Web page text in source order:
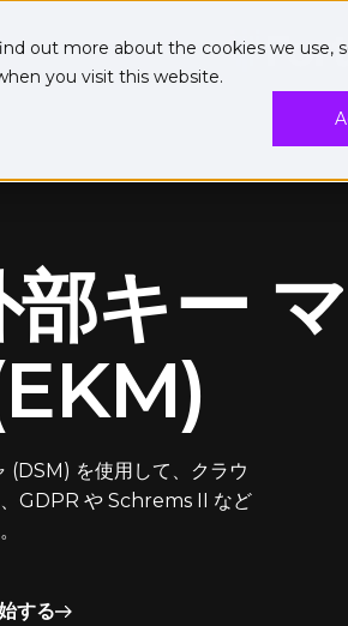
out more about the cookies we use,
you visit this website.
キー
を使用して、クラウ
、GDPR や Schrems II など
する